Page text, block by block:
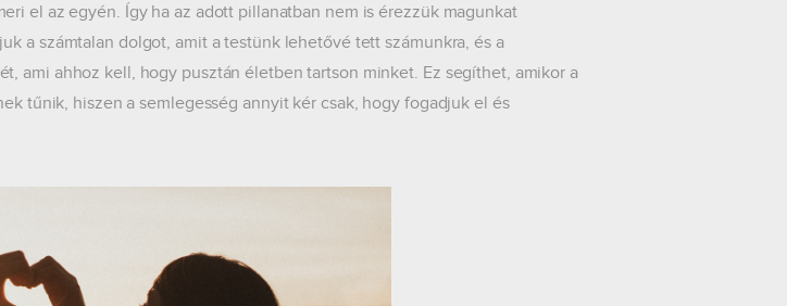
el az egyén. Így ha az adott pillanatban nem is érezzük magunkat
a számtalan dolgot, amit a testünk lehetővé tett számunkra, és a
ami ahhoz kell, hogy pusztán életben tartson minket. Ez segíthet, amikor a
tűnik, hiszen a semlegesség annyit kér csak, hogy fogadjuk el és